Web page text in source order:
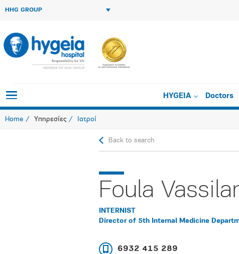
HHG GROUP
HYGEIA Doctors
Home Υπηρεσίες Ιατροί
Back to search
Foula
INTERNIST
Director of 5th Internal Medicine
6932 415 289